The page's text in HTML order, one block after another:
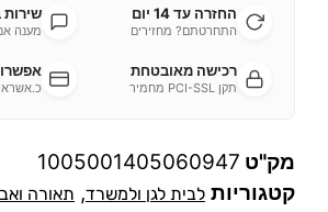
החזרה עד 14 יום
התחרטתם? מחזירים מענה
רכישה מאובטחת
תקן PCI-SSL מחמיר
מק"ט 1005001405060947
קטגוריות לבית לגן ולמשרד, תאורה